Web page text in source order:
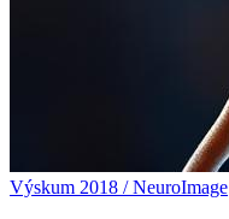
Výskum 2018 / NeuroImage